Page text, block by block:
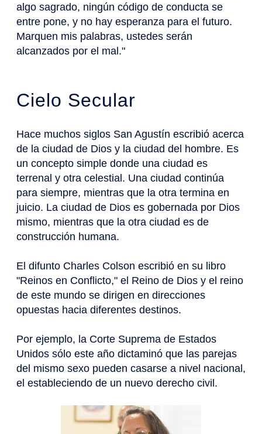
algo sagrado, ningún código de conducta se
entre pone, y no hay esperanza para el futuro.
Marquen mis palabras, ustedes serán
alcanzados por el mal."
Cielo Secular
Hace muchos siglos San Agustín escribió acerca
de la ciudad de Dios y la ciudad del hombre. Es
un concepto simple donde una ciudad es
terrenal y otra celestial. Una ciudad continúa
para siempre, mientras que la otra termina en
juicio. La ciudad de Dios es gobernada por Dios
mismo, mientras que la otra ciudad es de
construcción humana.
El difunto Charles Colson escribió en su libro
"Reinos en Conflicto," el Reino de Dios y el reino
de este mundo se dirigen en direcciones
opuestas hacia diferentes destinos.
Por ejemplo, la Corte Suprema de Estados
Unidos sólo este año dictaminó que las parejas
del mismo sexo pueden casarse a nivel nacional,
el estableciendo de un nuevo derecho civil.